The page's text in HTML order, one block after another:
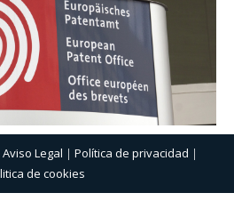
Aviso Legal | Política de privacidad |
de cookies